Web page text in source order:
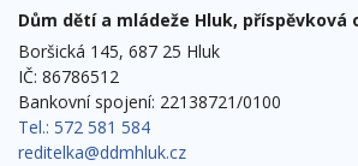
Dům dětí a mládeže Hluk, příspěvková
Boršická 145, 687 25 Hluk
IČ: 86786512
Bankovní spojení: 22138721/0100
Tel.: 572 581 584
reditelka@ddmhluk.cz